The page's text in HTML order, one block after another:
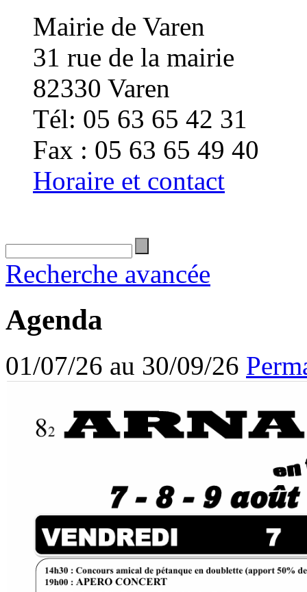
Mairie de Varen
31 rue de la mairie
82330 Varen
Tél: 05 63 65 42 31
Fax : 05 63 65 49 40
Horaire et contact
Recherche avancée
Agenda
01/07/26 au 30/09/26